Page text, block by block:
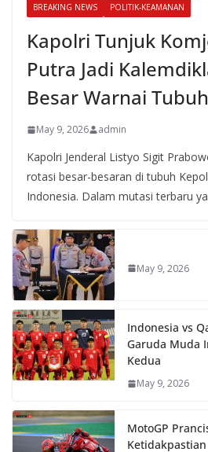
BREAKING NEWS POLITIK-KEAMANAN
Kapolri Tunjuk
Putra Jadi
Besar Warnai
May 9, 2026 admin
Kapolri Jenderal Listyo Sigit
rotasi besar-besaran di tubuh
Indonesia. Dalam mutasi terbaru
May 9, 2026
Indonesia vs
Garuda Muda
Kedua
May 9, 2026
MotoGP